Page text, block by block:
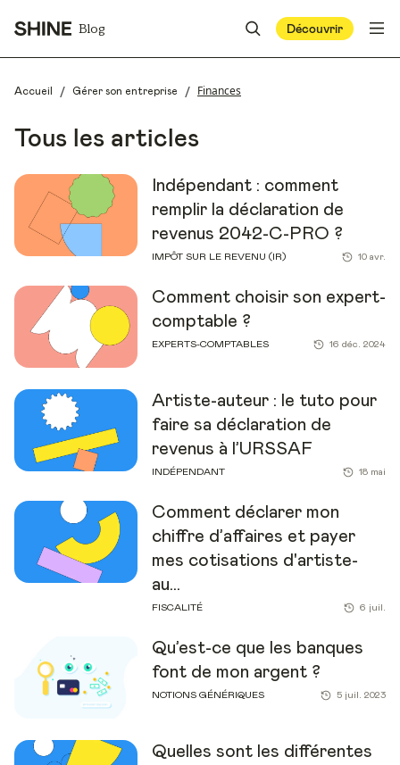
Blog Découvrir
Accueil / Gérer son entreprise / Finances
Tous les articles
Indépendant : comment
remplir la déclaration de
revenus 2042-C-PRO ?
IMPÔT SUR LE REVENU (IR) 10 avr.
Comment choisir son expert-
comptable ?
EXPERTS-COMPTABLES 16 déc. 2024
Artiste-auteur : le tuto pour
faire sa déclaration de
revenus à l’URSSAF
INDÉPENDANT 18 mai
Comment déclarer mon
chiffre d’affaires et payer
mes cotisations d'artiste-
au...
FISCALITÉ 6 juil.
Qu’est-ce que les banques
font de mon argent ?
NOTIONS GÉNÉRIQUES 5 juil. 2023
Quelles sont les différentes